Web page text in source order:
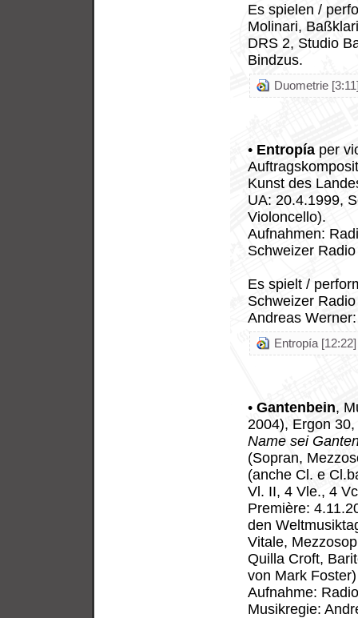
Es spielen /
Molinari,
DRS 2, Studio
Bindzus.
Duometrie
• Entropía per
Kunst des
UA: 20.4.1999,
Violoncello).
Aufnahmen:
Schweizer
Es spielt /
Schweizer
Andreas Werner:
Entropía [12:22]
•Gantenbein,
2004), Ergon
Name sei
(Sopran,
(anche Cl. e
Vl. II, 4 Vle., 4
Première:
den
Vitale,
Quilla Croft,
von Mark Foster)
Aufnahme:
Musikregie: